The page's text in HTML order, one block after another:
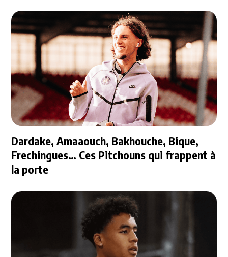
Dardake, Amaaouch, Bakhouche, Bique,
Frechingues… Ces Pitchouns qui frappent à
la porte